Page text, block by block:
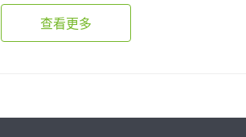
廚房
查看更多